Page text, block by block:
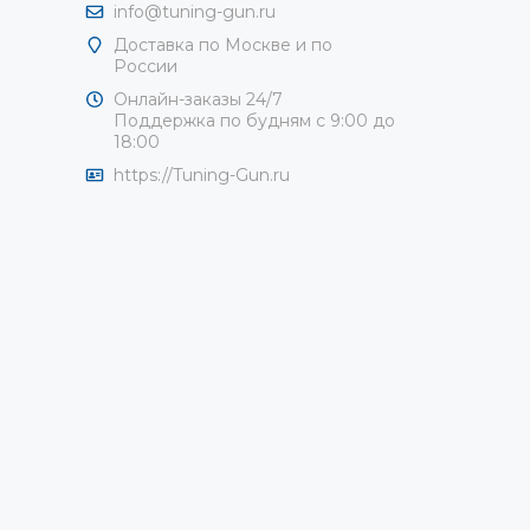
info@tuning-gun.ru
Доставка по Москве и по
России
Онлайн-заказы 24/7
Поддержка по будням с 9:00 до
18:00
https://Tuning-Gun.ru